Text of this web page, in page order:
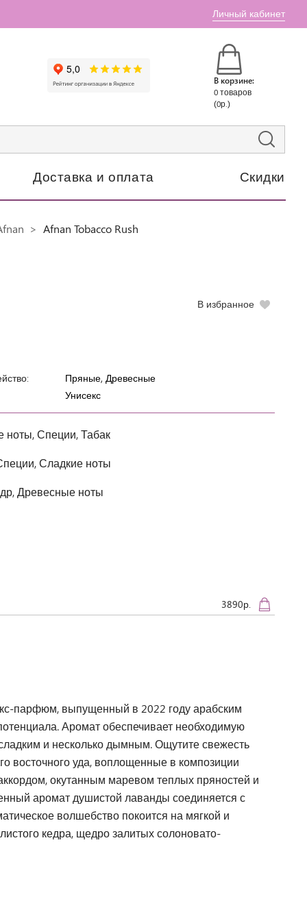
Личный кабинет
В корзине:
0 товаров
(0р.)
Доставка и оплата Скидки
Afnan Tobacco Rush
В избранное
Пряные, Древесные
Унисекс
ноты, Специи, Табак
Сладкие ноты
Древесные ноты
3890р.
парфюм, выпущенный в 2022 году арабским
Аромат обеспечивает необходимую
и несколько дымным. Ощутите свежесть
восточного уда, воплощенные в композиции
окутанным маревом теплых пряностей и
аромат душистой лаванды соединяется с
волшебство покоится на мягкой и
кедра, щедро залитых солоновато-